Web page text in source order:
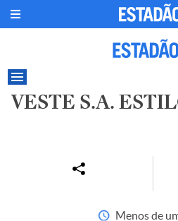
VESTE S.A.
Menos de